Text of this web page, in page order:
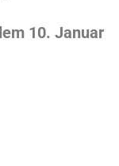
10. Januar